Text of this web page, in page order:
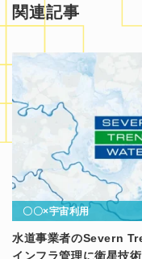
関連記事
〇〇×宇宙利用
水道事業者のSevern
インフラ管理に衛星技